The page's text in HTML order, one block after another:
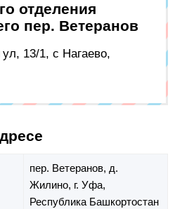
отделения
пер. Ветеранов
ул, 13/1, с Нагаево,
пер. Ветеранов, д.
Жилино, г. Уфа,
Республика Башкортостан